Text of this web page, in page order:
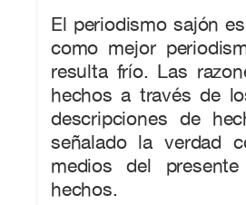
El periodismo sajón
como mejor
resulta frío. Las
hechos a través de
descripciones de
señalado la verdad
medios del
hechos.